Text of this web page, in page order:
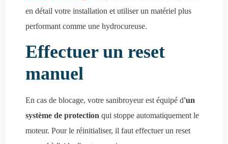
en détail votre installation et utiliser un matériel plus
performant comme une hydrocureuse.
Effectuer un reset
manuel
En cas de blocage, votre sanibroyeur est équipé d'un
système de protection qui stoppe automatiquement le
moteur. Pour le réinitialiser, il faut effectuer un reset